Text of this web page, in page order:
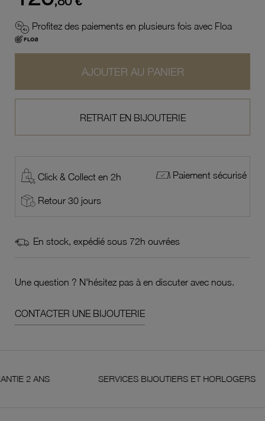
Profitez des paiements en plusieurs fois avec Floa
AJOUTER AU PANIER
RETRAIT EN BIJOUTERIE
Click & Collect en 2h Paiement sécurisé
Retour 30 jours
En stock, expédié sous 72h ouvrées
Une question ? N'hésitez pas à en discuter avec nous.
CONTACTER UNE BIJOUTERIE
ANS SERVICES BIJOUTIERS ET HORLOGERS